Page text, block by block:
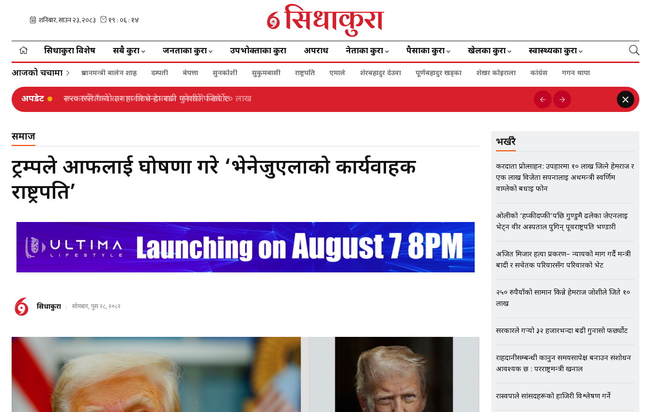
सिधाकुरा विशेष सबै कुरा जनताका कुरा उपभोक्ताका कुरा अपराध नेताका कुरा पैसाका कुरा खेलका कुरा स्वास्थ्यका कुरा
आजको चर्चामा प्रधानमन्त्री बालेन शाह दम्पती बेपत्ता सुनकोशी सुकुमबासी राष्ट्रपति एमाले शेरबहादुर देउवा पूर्णबहादुर खड्का शेखर कोइराला कांग्रेस गगन थापा
अपडेट सरकारले गर्‍यो ३२ हजारभन्दा बढी गुनासो फर्छ्योट
समाज
ट्रम्पले आफैंलाई घोषणा गरे ‘भेनेजुएलाको कार्यवाहक
राष्ट्रपति’
सिधाकुरा सोमबार, पुस २८, २०८२
भर्खरै
करदाता प्रोत्साहन: उपहारमा १० लाख जित्ने हेमराज र
एक लाख विजेता सपनालाई अर्थमन्त्री स्वर्णिम
वाग्लेको बधाई फोन
ओलीको ‘हप्कीदप्की’पछि गुण्डुमै ढलेका जेएनलाई
भेट्न वीर अस्पताल पुगिन् पूर्वराष्ट्रपति भण्डारी
अजित मिजार हत्या प्रकरण– न्यायको माग गर्दै मन्त्री
बादी र सचेतक परियारसँग परिवारको भेट
२५० रुपैयाँको सामान किन्ने हेमराज जोशीले जिते १०
लाख
सरकारले गर्‍यो ३२ हजारभन्दा बढी गुनासो फर्छ्योट
राहदानीसम्बन्धी कानुन समयसापेक्ष बनाउन संशोधन
आवश्यक छ : परराष्ट्रमन्त्री खनाल
रास्वपाले सांसदहरूको हाजिरी विश्लेषण गर्ने